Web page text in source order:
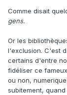
Comme disait
gens.
Or les
l'exclusion. C'est
certains d'entre
fidéliser ce
ou non,
subitement,